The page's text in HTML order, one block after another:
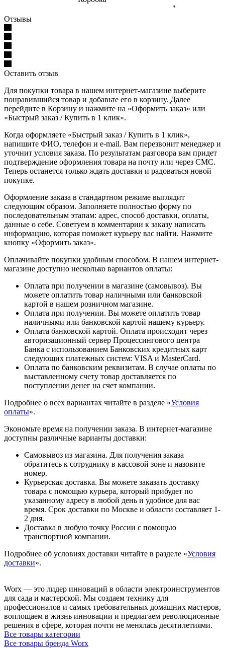
"
Отзывы
Оставить отзыв
Для покупки товара в нашем интернет-магазине выберите
понравившийся товар и добавьте его в корзину. Далее
перейдите в Корзину и нажмите на «Оформить заказ» или
«Быстрый заказ / Купить в 1 клик».
Когда оформляете «Быстрый заказ / Купить в 1 клик»,
напишите ФИО, телефон и e-mail. Вам перезвонит менеджер и
уточнит условия заказа. По результатам разговора вам придет
подтверждение оформления товара на почту или через СМС.
Теперь останется только ждать доставки и радоваться новой
покупке.
Оформление заказа в стандартном режиме выглядит
следующим образом. Заполняете полностью форму по
последовательным этапам: адрес, способ доставки, оплаты,
данные о себе. Советуем в комментарии к заказу написать
информацию, которая поможет курьеру вас найти. Нажмите
кнопку «Оформить заказ».
Оплачивайте покупки удобным способом. В нашем интернет-
магазине доступно несколько вариантов оплаты:
Оплата при получении в магазине (самовывоз). Вы
можете оплатить товар наличными или банковской
картой в нашем розничном магазине.
Оплата при получении. Вы можете оплатить товар
наличными или банковской картой нашему курьеру.
Оплата банковской картой. Оплата происходит через
авторизационный сервер Процессингового центра
Банка с использованием Банковских кредитных карт
следующих платежных систем: VISA и MasterCard.
Оплата по банковским реквизитам. В случае оплаты по
выставленному счету товар доставляется по
поступлении денег на счет компании.
Подробнее о всех вариантах читайте в разделе «Условия
оплаты».
Экономьте время на получении заказа. В интернет-магазине
доступны различные варианты доставки:
Самовывоз из магазина. Для получения заказа
обратитесь к сотруднику в кассовой зоне и назовите
номер.
Курьерская доставка. Вы можете заказать доставку
товара с помощью курьера, который прибудет по
указанному адресу в любой день и удобное для вас
время. Срок доставки по Москве и области составляет 1-
2 дня.
Доставка в любую точку России с помощью
транспортной компании.
Подробнее об условиях доставки читайте в разделе «Условия
доставки».
Worx — это лидер инноваций в области электроинструментов
для сада и мастерcкой. Мы создаем технику для
профессионалов и самых требовательных домашних мастеров,
воплощаем в жизнь инновации и предлагаем революционные
решения в сфере, которая почти не менялась десятилетиями.
Все товары категории
Все товары бренда Worx